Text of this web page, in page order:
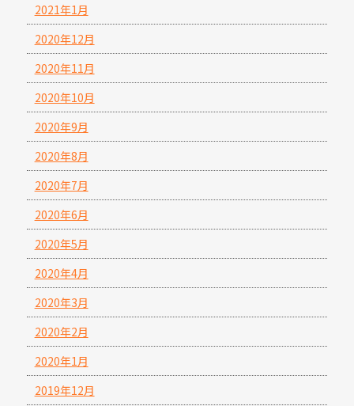
2021年1月
2020年12月
2020年11月
2020年10月
2020年9月
2020年8月
2020年7月
2020年6月
2020年5月
2020年4月
2020年3月
2020年2月
2020年1月
2019年12月